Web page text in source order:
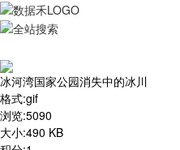
冰河湾国家公园消失中的冰川
格式:gif
浏览:5090
大小:490 KB